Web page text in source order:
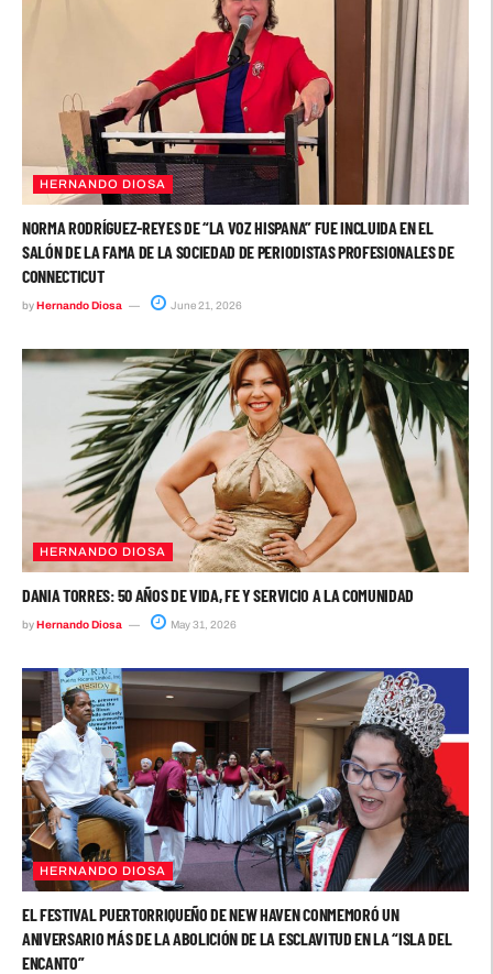
HERNANDO DIOSA
NORMA RODRÍGUEZ-REYES DE “LA VOZ HISPANA” FUE INCLUIDA EN EL
SALÓN DE LA FAMA DE LA SOCIEDAD DE PERIODISTAS PROFESIONALES DE
CONNECTICUT
byHernando Diosa June 21, 2026
HERNANDO DIOSA
DANIA TORRES: 50 AÑOS DE VIDA, FE Y SERVICIO A LA COMUNIDAD
byHernando Diosa May 31, 2026
HERNANDO DIOSA
EL FESTIVAL PUERTORRIQUEÑO DE NEW HAVEN CONMEMORÓ UN
ANIVERSARIO MÁS DE LA ABOLICIÓN DE LA ESCLAVITUD EN LA “ISLA DEL
ENCANTO”